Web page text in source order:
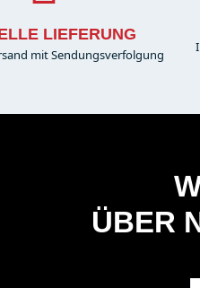
LIEFERUNG
mit Sendungsverfolgung
ÜBER